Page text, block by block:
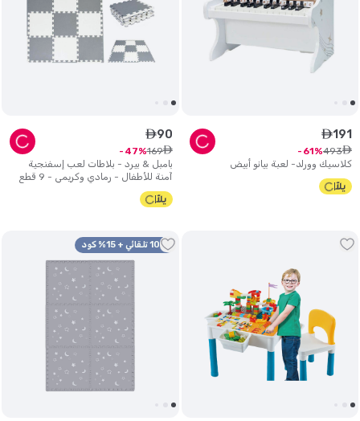
كلاسيك وورلد- لعبة بيانو أبيض
ê191
ê
493
61
بامبل & بيرد - بلاطات لعب إسفنجية
آمنة للأطفال - رمادي وكريمي - 9 قطع
ê90
ê
169
47
10% تلقائي + 15% كود